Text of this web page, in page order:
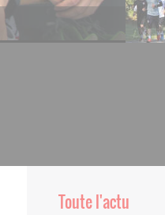
Toute l'actu